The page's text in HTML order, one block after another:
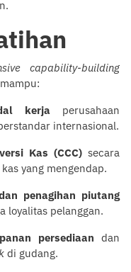
capability-building
kerja perusahaan
internasional.
Kas (CCC)secara
yang mengendap.
penagihan piutang
loyalitas pelanggan.
persediaan dan
di gudang.